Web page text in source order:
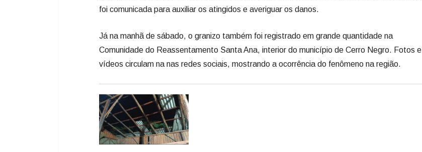
foi comunicada para auxiliar os atingidos e averiguar os danos.
Já na manhã de sábado, o granizo também foi registrado em grande quantidade na
Comunidade do Reassentamento Santa Ana, interior do município de Cerro Negro. Fotos e
vídeos circulam na nas redes sociais, mostrando a ocorrência do fenômeno na região.